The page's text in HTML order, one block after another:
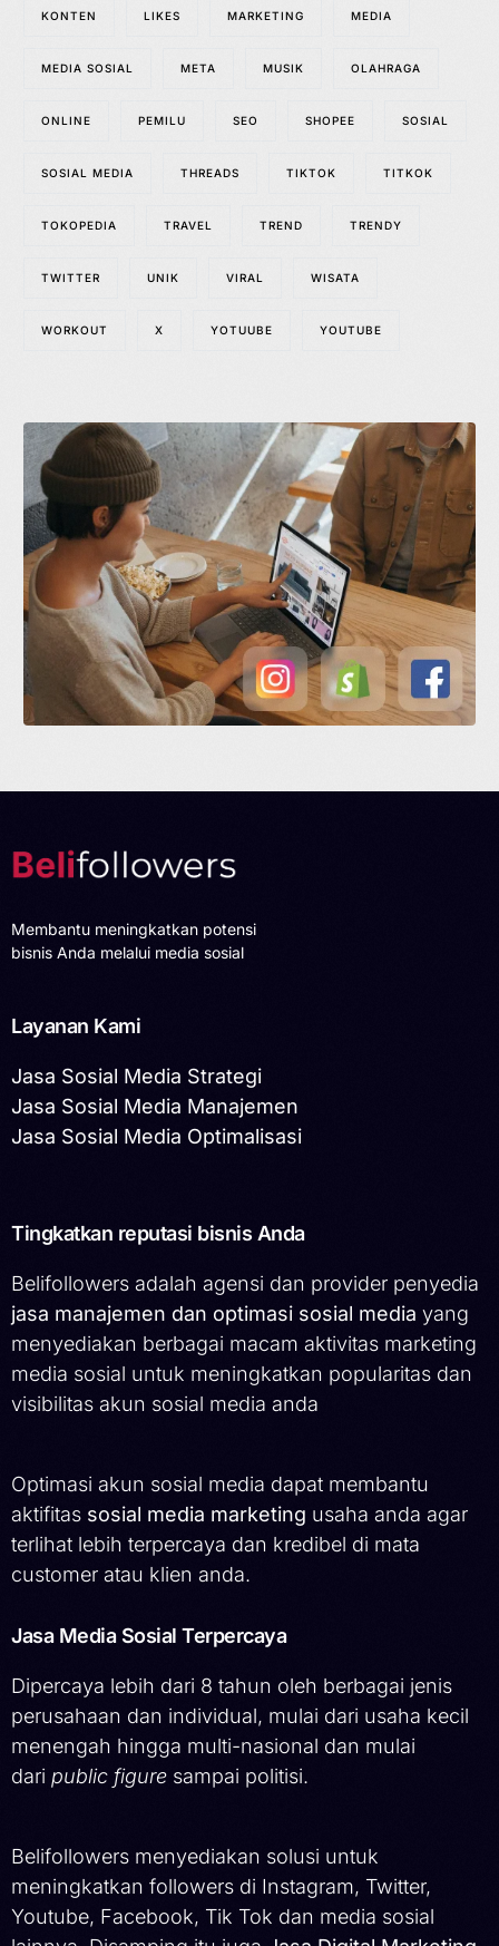
KONTEN LIKES MARKETING MEDIA
MEDIA SOSIAL META MUSIK OLAHRAGA
ONLINE PEMILU SEO SHOPEE SOSIAL
SOSIAL MEDIA THREADS TIKTOK TITKOK
TOKOPEDIA TRAVEL TREND TRENDY
TWITTER UNIK VIRAL WISATA
WORKOUT X YOTUUBE YOUTUBE
Membantu meningkatkan potensi
bisnis Anda melalui media sosial
Layanan Kami
Jasa Sosial Media Strategi
Jasa Sosial Media Manajemen
Jasa Sosial Media Optimalisasi
Tingkatkan reputasi bisnis Anda
Belifollowers adalah agensi dan provider penyedia
jasa manajemen dan optimasi sosial media yang
menyediakan berbagai macam aktivitas marketing
media sosial untuk meningkatkan popularitas dan
visibilitas akun sosial media anda
Optimasi akun sosial media dapat membantu
aktifitas sosial media marketing usaha anda agar
terlihat lebih terpercaya dan kredibel di mata
customer atau klien anda.
Jasa Media Sosial Terpercaya
Dipercaya lebih dari 8 tahun oleh berbagai jenis
perusahaan dan individual, mulai dari usaha kecil
menengah hingga multi-nasional dan mulai
dari public figure sampai politisi.
Belifollowers menyediakan solusi untuk
meningkatkan followers di Instagram, Twitter,
Youtube, Facebook, Tik Tok dan media sosial